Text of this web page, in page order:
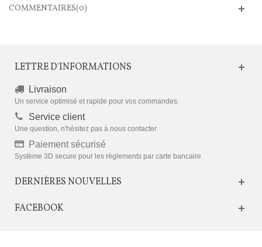
COMMENTAIRES(0)
LETTRE D'INFORMATIONS
Livraison
Un service optimisé et rapide pour vos commandes.
Service client
Une question, n'hésitez pas à nous contacter
Paiement sécurisé
Système 3D secure pour les règlements par carte bancaire
DERNIÈRES NOUVELLES
FACEBOOK